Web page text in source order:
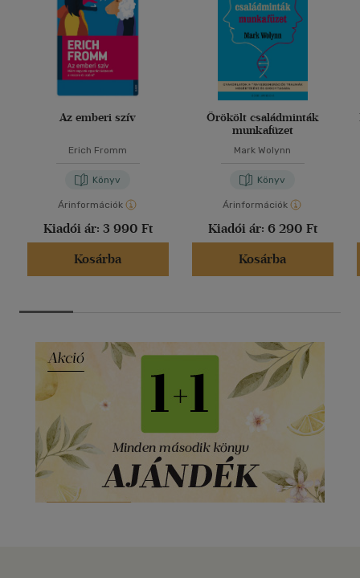
Az emberi szív
Erich Fromm
Könyv
Árinformációk
Kiadói ár: 3 990 Ft
Kosárba
Örökölt családminták
munkafüzet
Mark Wolynn
Könyv
Árinformációk
Kiadói ár: 6 290 Ft
Kosárba